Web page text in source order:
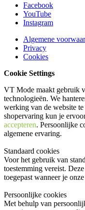
Facebook
YouTube
Instagram
Algemene
Privacy
Cookies
Cookie Settings
VT Mode maakt gebruik
technologieën. We
werking van de website
shopervaring kun je
accepteren. Persoonlijke
algemene ervaring.
Standaard cookies
Voor het gebruik van
toestemming vereist.
toegepast wanneer je
Persoonlijke cookies
Met behulp van